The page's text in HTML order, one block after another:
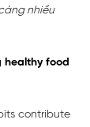
nhiều
healthy food
contribute